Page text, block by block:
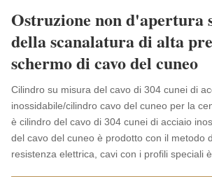
Ostruzione non d'apertura
della scanalatura di alta
schermo di cavo del cuneo
Cilindro su misura del cavo di 304 cunei di
inossidabile/cilindro cavo del cuneo per la
è cilindro del cavo di 304 cunei di acciaio
del cavo del cuneo è prodotto con il metodo
resistenza elettrica, cavi con i profili speciali è